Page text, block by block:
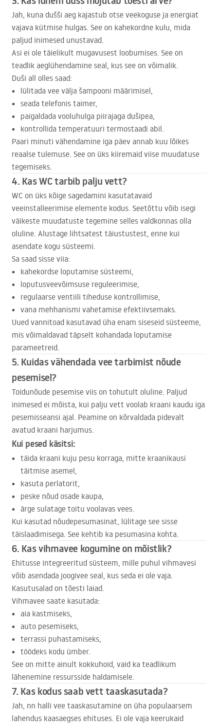
Jah, kuna dušši aeg kajastub otse veekoguse ja energiat
vajava kütmise hulgas. See on kahekordne kulu, mida
paljud inimesed unustavad.
Asi ei ole täielikult mugavusest loobumises. See on
teadlik aeglühendamine seal, kus see on võimalik.
Duši all olles saad:
lülitada vee välja šampooni määrimisel,
seada telefonis taimer,
paigaldada vooluhulga piirajaga dušipea,
kontrollida temperatuuri termostaadi abil.
Paari minuti vähendamine iga päev annab kuu lõikes
reaalse tulemuse. See on üks kiiremaid viise muudatuse
tegemiseks.
4. Kas WC tarbib palju vett?
WC on üks kõige sagedamini kasutatavaid
veeinstalleerimise elemente kodus. Seetõttu võib isegi
väikeste muudatuste tegemine selles valdkonnas olla
oluline. Alustage lihtsatest täiustustest, enne kui
asendate kogu süsteemi.
Sa saad sisse viia:
kahekordse loputamise süsteemi,
loputusveevõimsuse reguleerimise,
regulaarse ventiili tiheduse kontrollimise,
vana mehhanismi vahetamise efektiivsemaks.
Uued vannitoad kasutavad üha enam siseseid süsteeme,
mis võimaldavad täpselt kohandada loputamise
parameetreid.
5. Kuidas vähendada vee tarbimist nõude
pesemisel?
Toidunõude pesemise viis on tohutult oluline. Paljud
inimesed ei mõista, kui palju vett voolab kraani kaudu iga
pesemisseansi ajal. Peamine on kõrvaldada pidevalt
avatud kraani harjumus.
Kui pesed käsitsi:
täida kraani kuju pesu korraga, mitte kraanikausi
täitmise asemel,
kasuta perlatorit,
peske nõud osade kaupa,
ärge sulatage toitu voolavas vees.
Kui kasutad nõudepesumasinat, lülitage see sisse
täislaadimisega. See kehtib ka pesumasina kohta.
6. Kas vihmavee kogumine on mõistlik?
Ehitusse integreeritud süsteem, mille puhul vihmavesi
võib asendada joogivee seal, kus seda ei ole vaja.
Kasutusalad on tõesti laiad.
Vihmavee saate kasutada:
aia kastmiseks,
auto pesemiseks,
terrassi puhastamiseks,
töödeks kodu ümber.
See on mitte ainult kokkuhoid, vaid ka teadlikum
lähenemine ressursside haldamisele.
7. Kas kodus saab vett taaskasutada?
Jah, nn halli vee taaskasutamine on üha populaarsem
lahendus kaasaegses ehituses. Ei ole vaja keerukaid